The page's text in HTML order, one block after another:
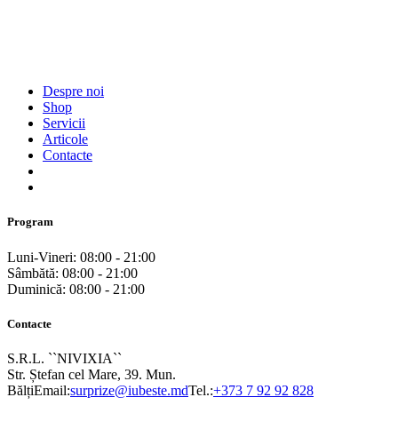
Despre noi
Shop
Servicii
Articole
Contacte
Program
Luni-Vineri: 08:00 - 21:00
Sâmbătă: 08:00 - 21:00
Duminică: 08:00 - 21:00
Contacte
S.R.L. ``NIVIXIA``
Str. Ștefan cel Mare, 39. Mun.
BălțiEmail:surprize@iubeste.mdTel.:+373 7 92 92 828